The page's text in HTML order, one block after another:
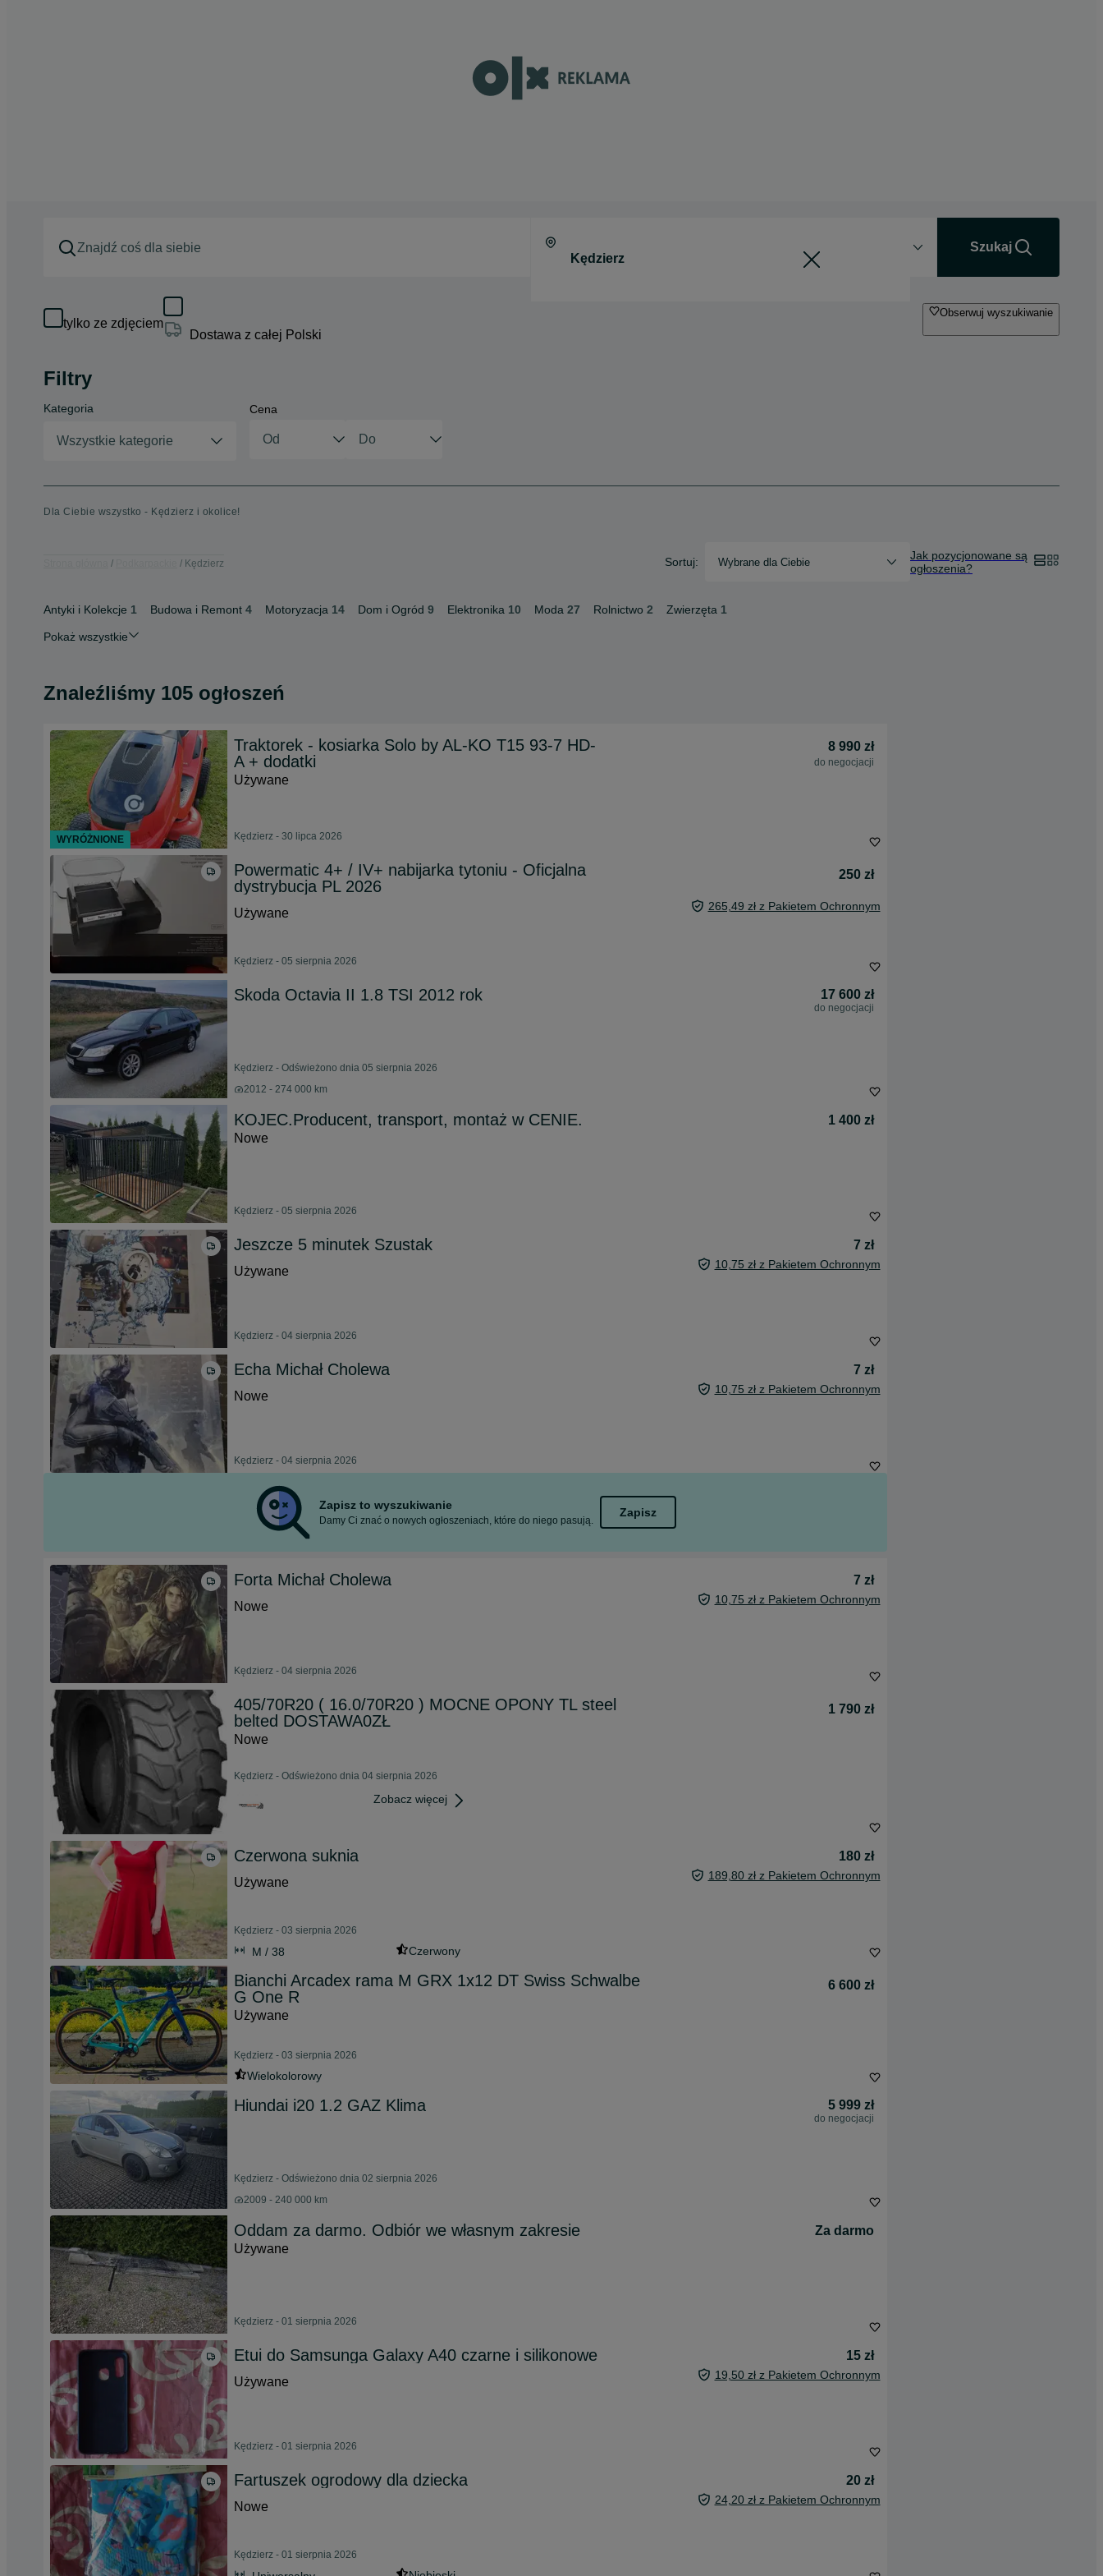
Szukaj
tylko ze zdjęciem
Dostawa z całej Polski
Obserwuj wyszukiwanie
Filtry
Kategoria
Wszystkie kategorie
Cena
Dla Ciebie wszystko - Kędzierz i okolice!
Kędzierz Sortuj: Wybrane dla Ciebie
Jak pozycjonowane są
ogłoszenia?
Antyki i Kolekcje 1 Budowa i Remont 4 Motoryzacja 14 Dom i Ogród 9 Elektronika 10 Moda 27 Rolnictwo 2 Zwierzęta 1
Pokaż wszystkie
Znaleźliśmy 105 ogłoszeń
Traktorek - kosiarka Solo by AL-KO T15 93-7 HD-
A + dodatki
8 990 zł
do negocjacji
Używane
Kędzierz - 30 lipca 2026
Powermatic 4+ / IV+ nabijarka tytoniu - Oficjalna
dystrybucja PL 2026
250 zł
Używane 265,49 zł z Pakietem Ochronnym
Kędzierz - 05 sierpnia 2026
Skoda Octavia II 1.8 TSI 2012 rok 17 600 zł
do negocjacji
Kędzierz - Odświeżono dnia 05 sierpnia 2026
2012 - 274 000 km
KOJEC.Producent, transport, montaż w CENIE.
1 400 zł
Nowe
Kędzierz - 05 sierpnia 2026
Jeszcze 5 minutek Szustak
7 zł
Używane
10,75 zł z Pakietem Ochronnym
Kędzierz - 04 sierpnia 2026
Echa Michał Cholewa
7 zł
Nowe
10,75 zł z Pakietem Ochronnym
Kędzierz - 04 sierpnia 2026
Zapisz to wyszukiwanie
Damy Ci znać o nowych ogłoszeniach, które do niego pasują.
Zapisz
Forta Michał Cholewa
7 zł
Nowe
10,75 zł z Pakietem Ochronnym
Kędzierz - 04 sierpnia 2026
405/70R20 ( 16.0/70R20 ) MOCNE OPONY TL steel
belted DOSTAWA0ZŁ
1 790 zł
Nowe
Kędzierz - Odświeżono dnia 04 sierpnia 2026
Zobacz więcej
Czerwona suknia
180 zł
Używane
189,80 zł z Pakietem Ochronnym
Kędzierz - 03 sierpnia 2026
M / 38 Czerwony
Bianchi Arcadex rama M GRX 1x12 DT Swiss Schwalbe
G One R
6 600 zł
Używane
Kędzierz - 03 sierpnia 2026
Wielokolorowy
Hiundai i20 1.2 GAZ Klima 5 999 zł
do negocjacji
Kędzierz - Odświeżono dnia 02 sierpnia 2026
2009 - 240 000 km
Oddam za darmo. Odbiór we własnym zakresie
Za darmo
Używane
Kędzierz - 01 sierpnia 2026
Etui do Samsunga Galaxy A40 czarne i silikonowe
15 zł
Używane
19,50 zł z Pakietem Ochronnym
Kędzierz - 01 sierpnia 2026
Fartuszek ogrodowy dla dziecka
20 zł
Nowe
24,20 zł z Pakietem Ochronnym
Kędzierz - 01 sierpnia 2026
WYRÓŻNIONE